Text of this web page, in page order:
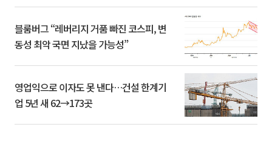
블룸버그 “레버리지 거품 빠진 코스피, 변
동성 최악 국면 지났을 가능성”
영업익으로 이자도 못 낸다…건설 한계기
업 5년 새 62→173곳